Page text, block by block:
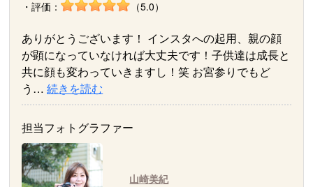
・評価：
（5.0）
ありがとうございます！ インスタへの起用、親の顔
が顕になっていなければ大丈夫です！子供達は成長と
共に顔も変わっていきますし！笑 お宮参りでもど
う…続きを読む
担当フォトグラファー
山崎美紀